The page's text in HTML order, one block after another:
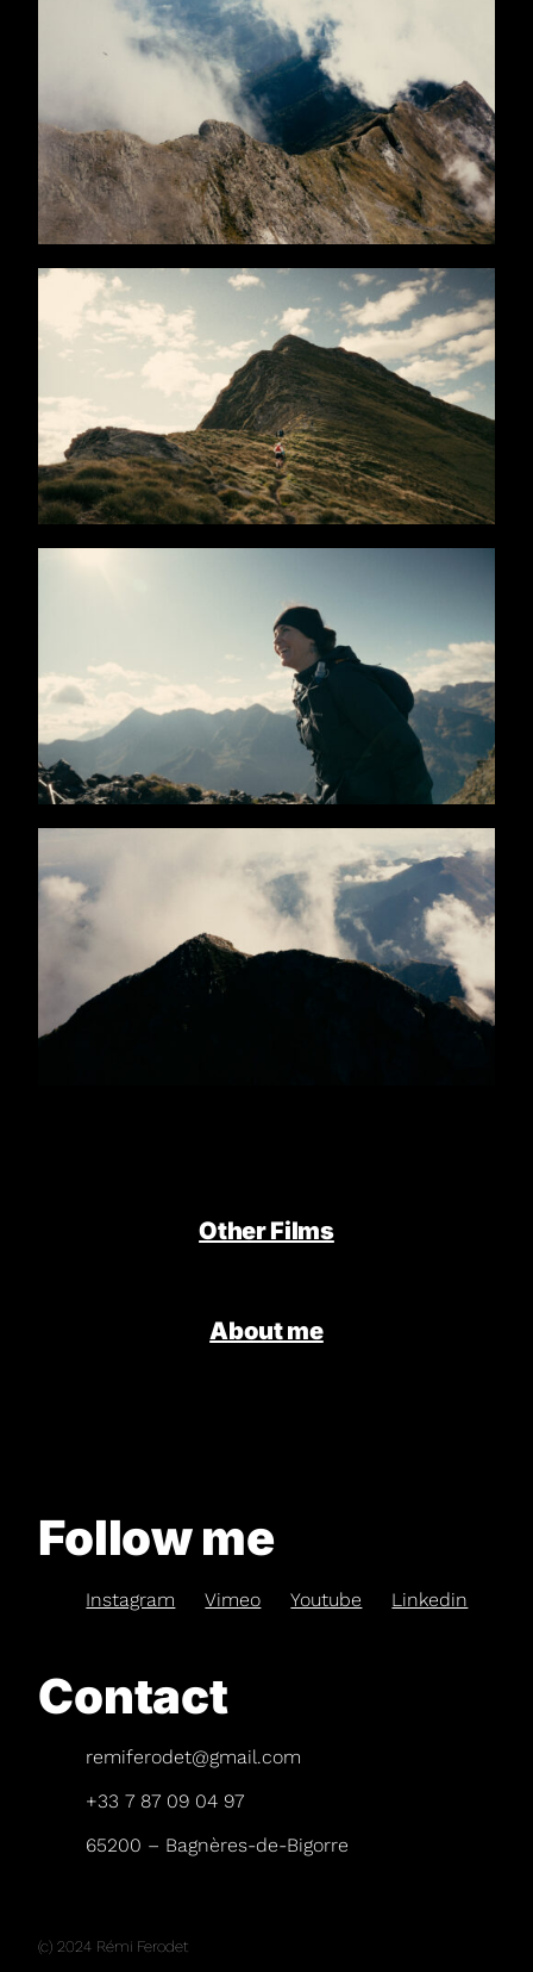
Other Films
About me
Follow me
Instagram Vimeo Youtube Linkedin
Contact
remiferodet@gmail.com
+33 7 87 09 04 97
65200 – Bagnères-de-Bigorre
(c) 2024 Rémi Ferodet